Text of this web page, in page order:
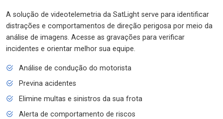
A solução de videotelemetria da SatLight serve para identificar
distrações e comportamentos de direção perigosa por meio da
análise de imagens. Acesse as gravações para verificar
incidentes e orientar melhor sua equipe.
Análise de condução do motorista
Previna acidentes
Elimine multas e sinistros da sua frota
Alerta de comportamento de riscos